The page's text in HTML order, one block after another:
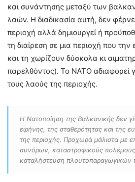
και συνάντησης μεταξύ των
λαών. Η διαδικασία αυτή, δεν
περιοχή αλλά δημιουργεί ή
τη διαίρεση σε μια περιοχή που
και τη χωρίζουν δύσκολα κι
παρελθόντος). Το ΝΑΤΟ αδιαφορεί
τους λαούς της περιοχής.
Η Νατοποίηση της Βαλκανικής δεν
ειρήνης, της σταθερότητας και της
της περιοχής. Προχωρά μάλιστα με
συνόρων, καταστροφικούς
καταλήστευση